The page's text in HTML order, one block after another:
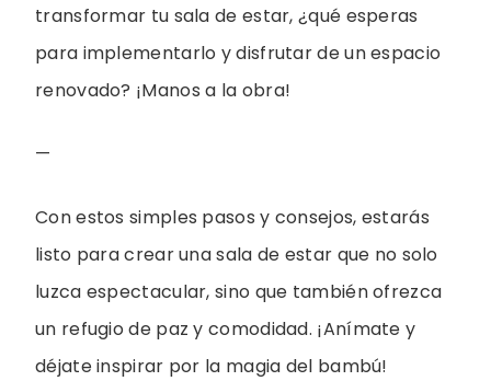
transformar tu sala de estar, ¿qué esperas
para implementarlo y disfrutar de un espacio
renovado? ¡Manos a la obra!
—
Con estos simples pasos y consejos, estarás
listo para crear una sala de estar que no solo
luzca espectacular, sino que también ofrezca
un refugio de paz y comodidad. ¡Anímate y
déjate inspirar por la magia del bambú!